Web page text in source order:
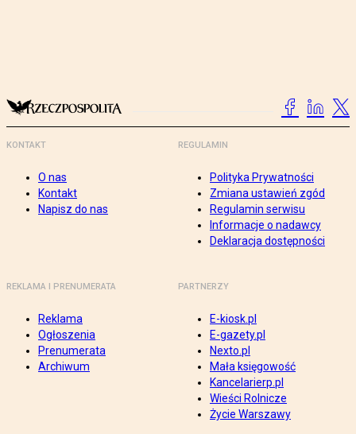
KONTAKT
O nas
Kontakt
Napisz do nas
REGULAMIN
Polityka Prywatności
Zmiana ustawień zgód
Regulamin serwisu
Informacje o nadawcy
Deklaracja dostępności
REKLAMA I PRENUMERATA
Reklama
Ogłoszenia
Prenumerata
Archiwum
PARTNERZY
E-kiosk.pl
E-gazety.pl
Nexto.pl
Mała księgowość
Kancelarierp.pl
Wieści Rolnicze
Życie Warszawy